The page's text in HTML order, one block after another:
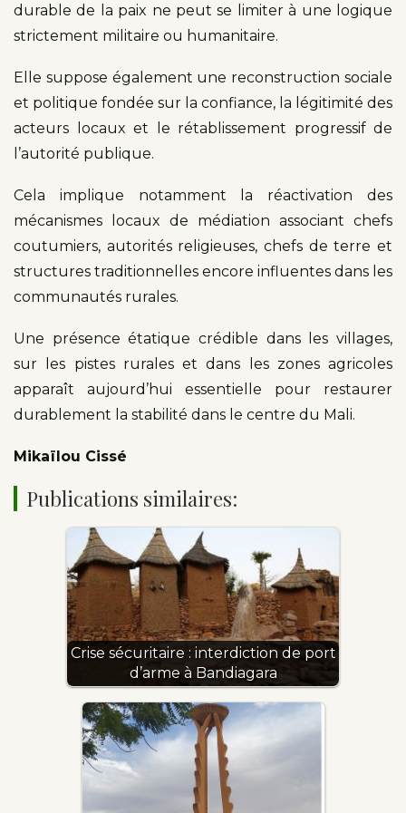
durable de la paix ne peut se limiter à une logique
strictement militaire ou humanitaire.
Elle suppose également une reconstruction sociale
et politique fondée sur la confiance, la légitimité des
acteurs locaux et le rétablissement progressif de
l’autorité publique.
Cela implique notamment la réactivation des
mécanismes locaux de médiation associant chefs
coutumiers, autorités religieuses, chefs de terre et
structures traditionnelles encore influentes dans les
communautés rurales.
Une présence étatique crédible dans les villages,
sur les pistes rurales et dans les zones agricoles
apparaît aujourd’hui essentielle pour restaurer
durablement la stabilité dans le centre du Mali.
Mikaïlou Cissé
Publications similaires:
Crise sécuritaire : interdiction de port
d’arme à Bandiagara